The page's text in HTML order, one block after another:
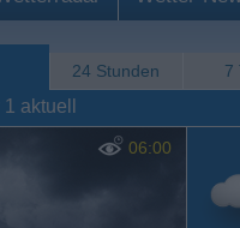
24 Stunden 7
aktuell
06:00